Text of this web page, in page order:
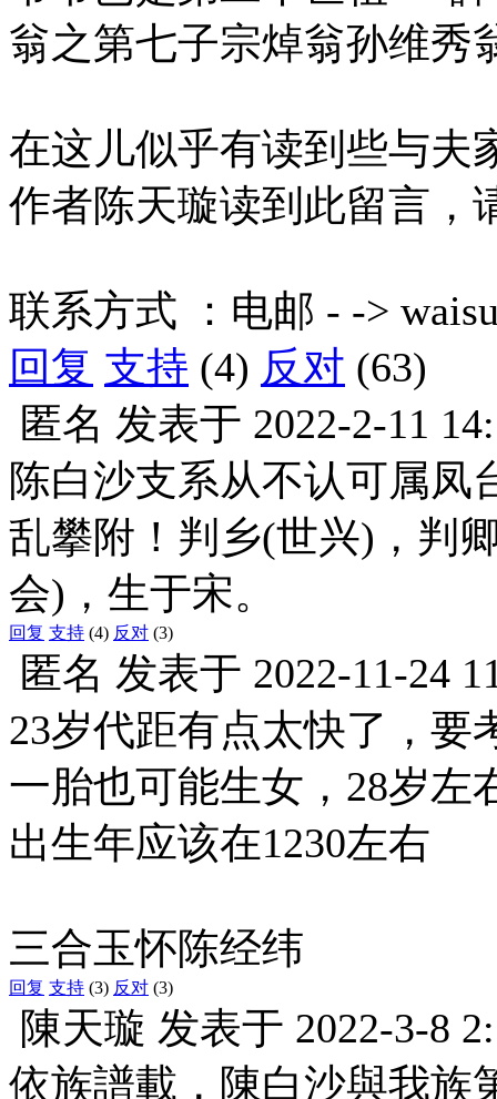
翁之第七子宗焯翁孙维秀
在这儿似乎有读到些与夫
作者陈天璇读到此留言，
联系方式 ：电邮 - ->
回复 支持 (4) 反对 (63)
匿名 发表于 2022-2-11
陈白沙支系从不认可属凤
乱攀附！判乡(世兴)，判
会)，生于宋。
回复 支持 (4) 反对 (3)
匿名 发表于 2022-11-24
23岁代距有点太快了，要
一胎也可能生女，28岁左
出生年应该在1230左右
三合玉怀陈经纬
回复 支持 (3) 反对 (3)
陳天璇 发表于 2022-3-8
依族譜載，陳白沙與我族